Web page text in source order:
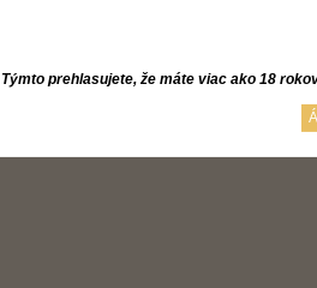
Týmto prehlasujete, že máte viac ako 18